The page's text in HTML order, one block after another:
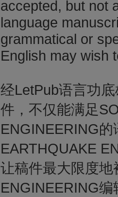
accepted, but not
language
grammatical or
English may wish
经LetPub语言功
件，不仅能满足
ENGINEERING
EARTHQUAKE
让稿件最大限度地
ENGINEERING